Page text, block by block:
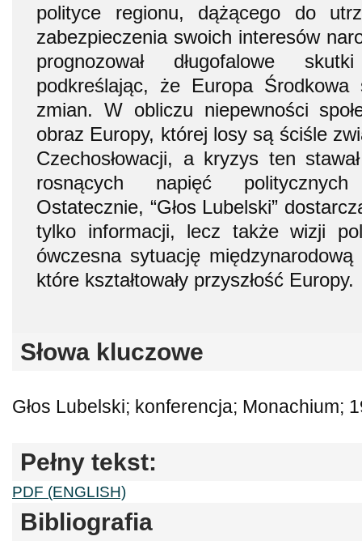
polityce regionu, dążącego do
zabezpieczenia swoich interesów
prognozował długofalowe
podkreślając, że Europa
zmian. W obliczu niepewności
obraz Europy, której losy są ściśle
Czechosłowacji, a kryzys ten
rosnących napięć
Ostatecznie, “Głos Lubelski”
tylko informacji, lecz także wizji
ówczesna sytuację
które kształtowały przyszłość Europy.
Słowa kluczowe
Głos Lubelski; konferencja; Monachium;
Pełny tekst:
PDF (ENGLISH)
Bibliografia